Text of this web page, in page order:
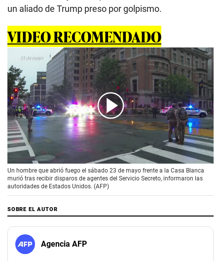
un aliado de Trump preso por golpismo.
VIDEO RECOMENDADO
00:00 /01:32
Un hombre que abrió fuego el sábado 23 de mayo frente a la Casa Blanca
murió tras recibir disparos de agentes del Servicio Secreto, informaron las
autoridades de Estados Unidos. (AFP)
SOBRE EL AUTOR
Agencia AFP